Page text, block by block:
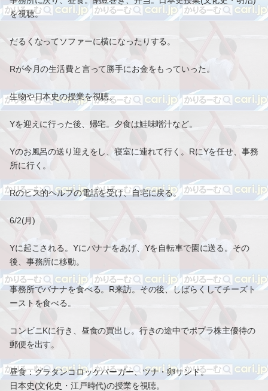
を視聴。
だるくなってソファーに横になったりする。
Rが今月の生活費と言って勝手にお金をもっていった。
生物や日本史の授業を視聴。
Yを迎えに行った後、帰宅。夕食は鮭味噌汁など。
Yのお風呂の送り迎えをし、寝室に連れて行く。RにYを任せ、事務
所に行く。
Rのヒス的ヘルプの電話を受け、自宅に戻る。
6/2(月)
Yに起こされる。Yにバナナをあげ、Yを自転車で園に送る。その
後、事務所に移動。
事務所でバナナを食べる。R来訪。その後、しばらくしてチーズト
ーストを食べる。
コンビニKに行き、昼食の買出し。行きの途中でポプラ株主優待の
郵便を出す。
昼食：グラタンコロッケバーガー、ツナ・卵サンド。
日本史(文化史・江戸時代)の授業を視聴。